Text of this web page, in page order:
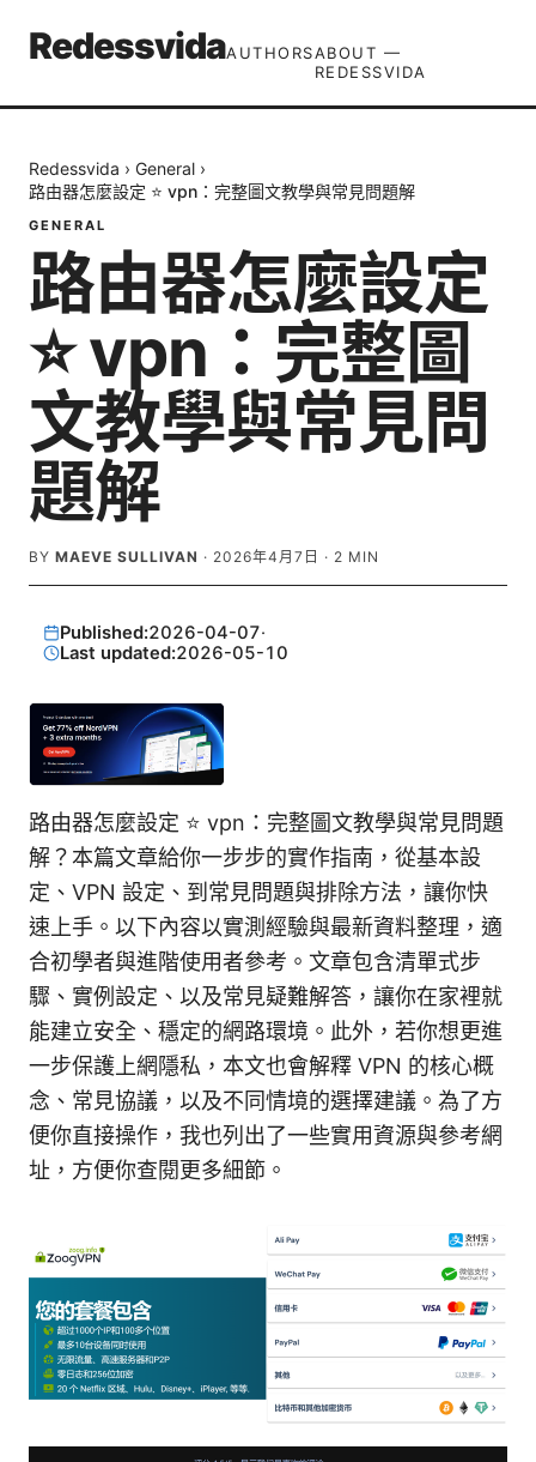
RedessvidaAUTHORSABOUT —
REDESSVIDA
Redessvida › General ›
路由器怎麼設定 ⭐ vpn：完整圖文教學與常見問題解
GENERAL
路由器怎麼設定
⭐ vpn：完整圖
文教學與常見問
題解
BY MAEVE SULLIVAN · 2026年4月7日 · 2 MIN
Published:2026-04-07·
Last updated:2026-05-10
路由器怎麼設定 ⭐ vpn：完整圖文教學與常見問題
解？本篇文章給你一步步的實作指南，從基本設
定、VPN 設定、到常見問題與排除方法，讓你快
速上手。以下內容以實測經驗與最新資料整理，適
合初學者與進階使用者參考。文章包含清單式步
驟、實例設定、以及常見疑難解答，讓你在家裡就
能建立安全、穩定的網路環境。此外，若你想更進
一步保護上網隱私，本文也會解釋 VPN 的核心概
念、常見協議，以及不同情境的選擇建議。為了方
便你直接操作，我也列出了一些實用資源與參考網
址，方便你查閱更多細節。